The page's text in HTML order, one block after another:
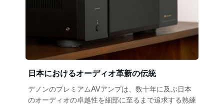
日本におけるオーディオ革新の伝統
デノンのプレミアムAVアンプは、数十年に及ぶ日本
のオーディオの卓越性を細部に至るまで追求する熟練